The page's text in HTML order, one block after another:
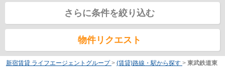
さらに条件を絞り込む
物件リクエスト
新宿賃貸 ライフエージェントグループ > (賃貸)路線・駅から探す > 東武鉄道東